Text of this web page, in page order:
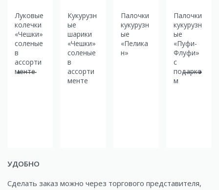
Луковые
колечки
«Чешки»
соленые
в
ассорти
менте
Кукурузн
ые
шарики
«Чешки»
соленые
в
ассорти
менте
Палочки
кукурузн
ые
«Пелика
н»
Палочки
кукурузн
ые
«Пуфи-
Флуфи»
с
подарко
м
УДОБНО
Сделать заказ можно через торгового представителя,